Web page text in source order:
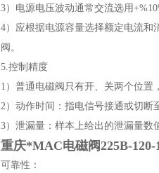
3）电源电压波动通常交流选用
4）应根据电源容量选择额定电流和
阀。
5.控制精度
1）普通电磁阀只有开、关两个位
2）动作时间：指电信号接通或切断
3）泄漏量：样本上给出的泄漏量数
重庆*MAC电磁阀225B-120-
可靠性：